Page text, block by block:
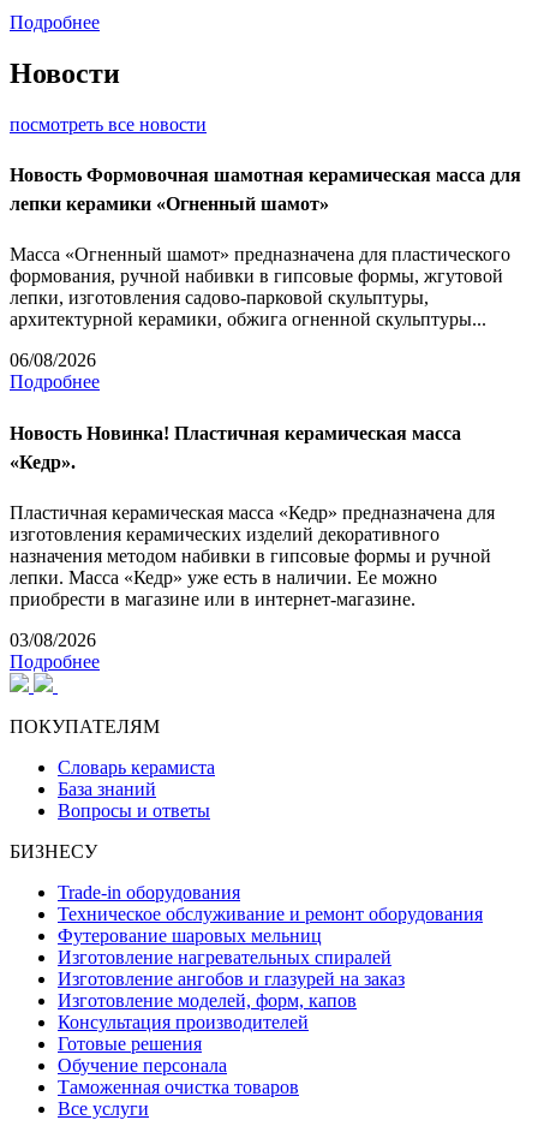
Подробнее
Новости
посмотреть все новости
Новость Формовочная шамотная керамическая масса для
лепки керамики «Огненный шамот»
Масса «Огненный шамот» предназначена для пластического
формования, ручной набивки в гипсовые формы, жгутовой
лепки, изготовления садово-парковой скульптуры,
архитектурной керамики, обжига огненной скульптуры...
06/08/2026
Подробнее
Новость Новинка! Пластичная керамическая масса
«Кедр».
Пластичная керамическая масса «Кедр» предназначена для
изготовления керамических изделий декоративного
назначения методом набивки в гипсовые формы и ручной
лепки. Масса «Кедр» уже есть в наличии. Ее можно
приобрести в магазине или в интернет-магазине.
03/08/2026
Подробнее
ПОКУПАТЕЛЯМ
Словарь керамиста
База знаний
Вопросы и ответы
БИЗНЕСУ
Trade-in оборудования
Техническое обслуживание и ремонт оборудования
Футерование шаровых мельниц
Изготовление нагревательных спиралей
Изготовление ангобов и глазурей на заказ
Изготовление моделей, форм, капов
Консультация производителей
Готовые решения
Обучение персонала
Таможенная очистка товаров
Все услуги